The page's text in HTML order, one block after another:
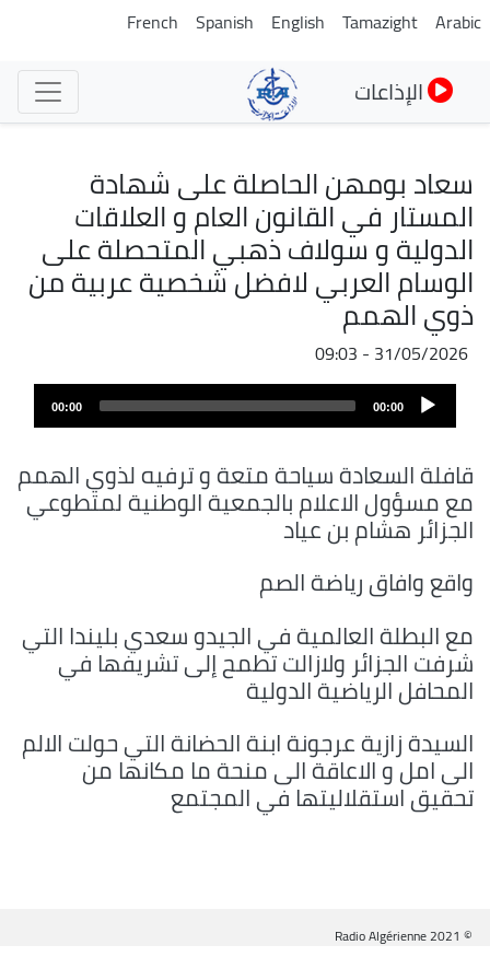
تجاوز
Arabic
Tamazight
English
Spanish
French
الإذاعات
سعاد بومهن الحاصلة على شهادة
المستار في القانون العام و العلاقات
الدولية و سولاف ذهبي المتحصلة على
الوسام العربي لافضل شخصية عربية من
ذوي الهمم
31/05/2026 - 09:03
ملف
الصوت
Audio
Player
00:00
00:00
قافلة السعادة سياحة متعة و ترفيه لذوي الهمم
مع مسؤول الاعلام بالجمعية الوطنية لمتطوعي
الجزائر هشام بن عياد
واقع وافاق رياضة الصم
مع البطلة العالمية في الجيدو سعدي بليندا التي
شرفت الجزائر ولازالت تطمح إلى تشريفها في
المحافل الرياضية الدولية
السيدة زازية عرجونة ابنة الحضانة التي حولت الالم
الى امل و الاعاقة الى منحة ما مكانها من
تحقيق استقلاليتها في المجتمع
© Radio Algérienne 2021